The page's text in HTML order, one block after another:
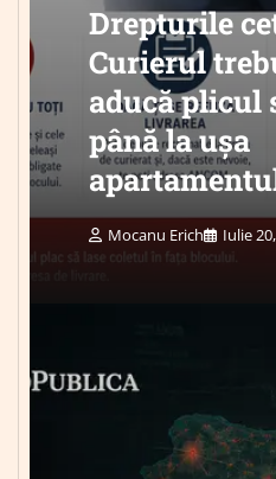
Drepturile
Curierul
aducă plicul
până la ușa
Mocanu Erich Iulie